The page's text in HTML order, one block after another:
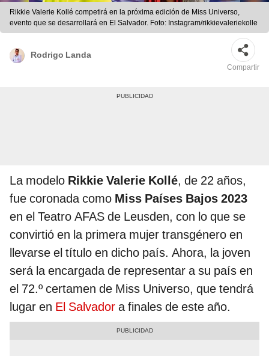
Rikkie Valerie Kollé competirá en la próxima edición de Miss Universo,
evento que se desarrollará en El Salvador. Foto: Instagram/rikkievaleriekolle
Rodrigo Landa
Compartir
La modelo Rikkie Valerie Kollé, de 22 años,
fue coronada como Miss Países Bajos 2023
en el Teatro AFAS de Leusden, con lo que se
convirtió en la primera mujer transgénero en
llevarse el título en dicho país. Ahora, la joven
será la encargada de representar a su país en
el 72.º certamen de Miss Universo, que tendrá
lugar en El Salvador a finales de este año.